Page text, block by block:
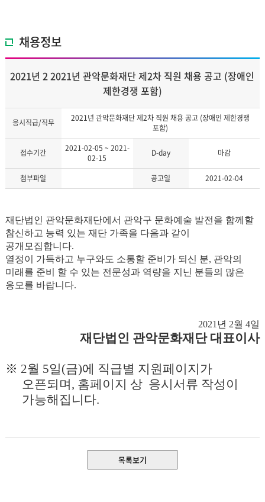
채용정보
2021년 2 2021년 관악문화재단 제2차 직원 채용 공고 (장애인
제한경쟁 포함)
응시직급/직무
2021년 관악문화재단 제2차 직원 채용 공고 (장애인 제한경쟁
포함)
접수기간
2021-02-05 ~ 2021-
02-15
D-day 마감
첨부파일 공고일 2021-02-04
재단법인 관악문화재단에서 관악구 문화예술 발전을 함께할
참신하고 능력 있는 재단 가족을 다음과 같이
공개모집합니다.
열정이 가득하고 누구와도 소통할 준비가 되신 분, 관악의
미래를 준비 할 수 있는 전문성과 역량을 지닌 분들의 많은
응모를 바랍니다.
2021 년 2월 4일
재단법인 관악문화재단 대표이사
※ 2월 5일(금)에 직급별 지원페이지가
오픈되며, 홈페이지 상 응시서류 작성이
가능해집니다.
목록보기